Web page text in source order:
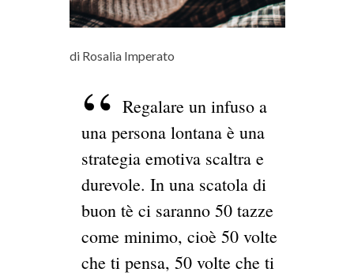
di Rosalia Imperato
Regalare un infuso a
una persona lontana è una
strategia emotiva scaltra e
durevole. In una scatola di
buon tè ci saranno 50 tazze
come minimo, cioè 50 volte
che ti pensa, 50 volte che ti